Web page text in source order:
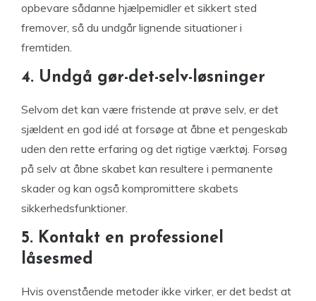
opbevare sådanne hjælpemidler et sikkert sted
fremover, så du undgår lignende situationer i
fremtiden.
4. Undgå gør-det-selv-løsninger
Selvom det kan være fristende at prøve selv, er det
sjældent en god idé at forsøge at åbne et pengeskab
uden den rette erfaring og det rigtige værktøj. Forsøg
på selv at åbne skabet kan resultere i permanente
skader og kan også kompromittere skabets
sikkerhedsfunktioner.
5. Kontakt en professionel
låsesmed
Hvis ovenstående metoder ikke virker, er det bedst at